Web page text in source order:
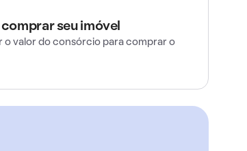
seu imóvel
o valor do consórcio para comprar o